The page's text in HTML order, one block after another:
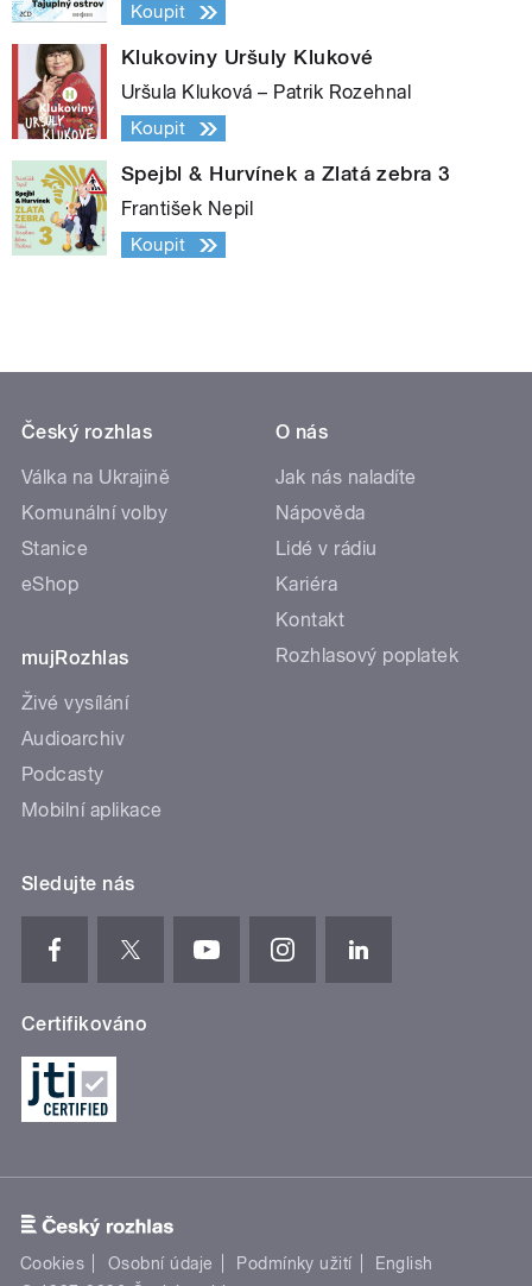
Koupit
Klukoviny Uršuly Klukové
Uršula Kluková – Patrik Rozehnal
Koupit
Spejbl & Hurvínek a Zlatá zebra 3
František Nepil
Koupit
Český rozhlas
Válka na Ukrajině
Komunální volby
Stanice
eShop
mujRozhlas
Živé vysílání
Audioarchiv
Podcasty
Mobilní aplikace
O nás
Jak nás naladíte
Nápověda
Lidé v rádiu
Kariéra
Kontakt
Rozhlasový poplatek
Sledujte nás
Certifikováno
Cookies Osobní údaje Podmínky užití
English